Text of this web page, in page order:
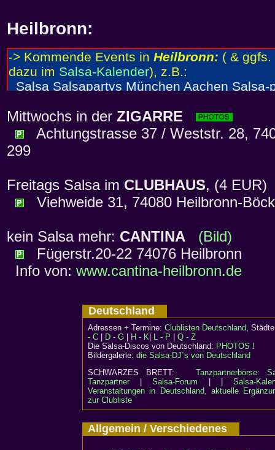
Heilbronn:
Mittwochs in der ZIGARRE
Achtungstrasse 37 / Weststr. 28,
299
Freitags Salsa im CLUBHAUS, (4
Viehweide 31, 74080 Heilbronn-
kein Salsa mehr: CANTINA
(Bild)
Fügerstr.20-22 74076 Heilbronn
Info von: www.cantina-heilbronn.de
Deutschland
Adressen + Termine: Clublisten Deutschland,
- C
D - G H - K L - P
Q - Z
Die Salsa-Discos von Deutschland: PHOTOS !
Bildergalerie: die Salsa-DJ´s von Deutschland
SCHWARZES BRETT:Tanzpartnerbörse:
Tanzpartner|Salsa-Forum | |Salsa-
Veranstaltungen in Deutschland, aktuelle
zur Clubliste
Allgemein / Verschiedenes